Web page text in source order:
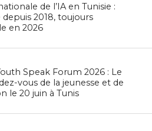
de l’IA en Tunisie :
2018, toujours
en 2026
Speak Forum 2026 : Le
vous de la jeunesse et de
le 20 juin à Tunis